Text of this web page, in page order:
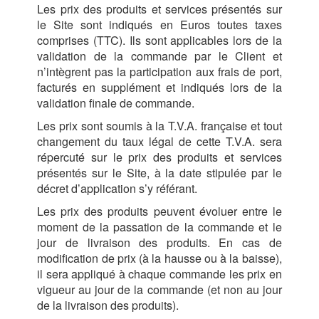
Les prix des produits et services présentés sur
le Site sont indiqués en Euros toutes taxes
comprises (TTC). Ils sont applicables lors de la
validation de la commande par le Client et
n’intègrent pas la participation aux frais de port,
facturés en supplément et indiqués lors de la
validation finale de commande.
Les prix sont soumis à la T.V.A. française et tout
changement du taux légal de cette T.V.A. sera
répercuté sur le prix des produits et services
présentés sur le Site, à la date stipulée par le
décret d’application s’y référant.
Les prix des produits peuvent évoluer entre le
moment de la passation de la commande et le
jour de livraison des produits. En cas de
modification de prix (à la hausse ou à la baisse),
il sera appliqué à chaque commande les prix en
vigueur au jour de la commande (et non au jour
de la livraison des produits).